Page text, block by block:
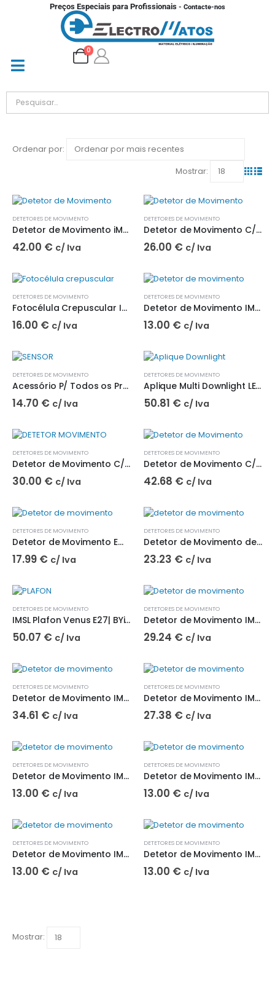
Preços Especiais para Profissionais - Contacte-nos
0
Ordenar por:
Mostrar:
DETETORES DE MOVIMENTO
Detetor de Movimento iMS 200º AP/UP IP65 WHI 072655C| BYiMSENS
42.00 € c/ Iva
DETETORES DE MOVIMENTO
Detetor de Movimento C/ Sensor Infravermelhos - IMS M4-2 200º/360º| BYiMSENS
26.00 € c/ Iva
DETETORES DE MOVIMENTO
Fotocélula Crepuscular IMS| BYiMSENS
16.00 € c/ Iva
DETETORES DE MOVIMENTO
Detetor de Movimento IMS 180º MINI Preto| BYiMSENS
13.00 € c/ Iva
DETETORES DE MOVIMENTO
Acessório P/ Todos os Projetores Multi Mercurio - SENSOR| BYiMSENS
14.70 € c/ Iva
DETETORES DE MOVIMENTO
Aplique Multi Downlight LED 18W| BYiMSENS
50.81 € c/ Iva
DETETORES DE MOVIMENTO
Detetor de Movimento C/ Sensor de Infravermelhos 360º| BYiMSENS
30.00 € c/ Iva
DETETORES DE MOVIMENTO
Detetor de Movimento C/ Sensor Infravermelhos IMS M4| BYiMSENS
42.68 € c/ Iva
DETETORES DE MOVIMENTO
Detetor de Movimento Embutir C/ Sensor Alta Frequência IMS 360º| BYiMSENS
17.99 € c/ Iva
DETETORES DE MOVIMENTO
Detetor de Movimento de Embutir IMS MULTI 360º MICRO| BYiMSENS
23.23 € c/ Iva
DETETORES DE MOVIMENTO
IMSL Plafon Venus E27| BYiMSENS
50.07 € c/ Iva
DETETORES DE MOVIMENTO
Detetor de Movimento IMS Multi 360º| BYiMSENS
29.24 € c/ Iva
DETETORES DE MOVIMENTO
Detetor de Movimento IMS Multi 270º/360º Preto| BYiMSENS
34.61 € c/ Iva
DETETORES DE MOVIMENTO
Detetor de Movimento IMS 180º Embutir Parede| BYiMSENS
27.38 € c/ Iva
DETETORES DE MOVIMENTO
Detetor de Movimento IMS 360º Mini de Embutir Plano| BYIMSENS
13.00 € c/ Iva
DETETORES DE MOVIMENTO
Detetor de Movimento IMS 360º Plano| BYIMSENS
13.00 € c/ Iva
DETETORES DE MOVIMENTO
Detetor de Movimento IMS 360º Micro| BYiMSENS
13.00 € c/ Iva
DETETORES DE MOVIMENTO
Detetor de Movimento IMS 180º Mini| BYiMSENS
13.00 € c/ Iva
Mostrar: